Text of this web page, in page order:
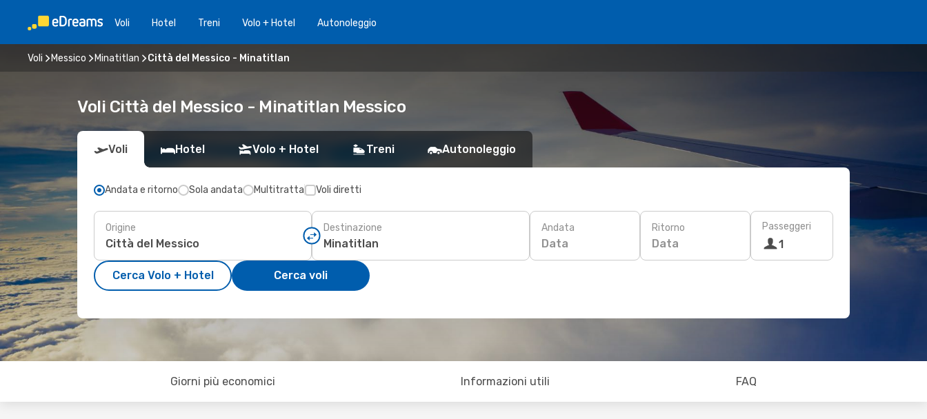
Voli Hotel Treni Volo + Hotel Autonoleggio
Voli Messico Minatitlan Città del Messico - Minatitlan
Voli Città del Messico - Minatitlan Messico
Voli Hotel Volo + Hotel Treni Autonoleggio
Andata e ritorno Sola andata Multitratta Voli diretti
Origine Destinazione Andata
Data
Ritorno
Data
Passeggeri
1
Cerca Volo + Hotel Cerca voli
Giorni più economici Informazioni utili FAQ